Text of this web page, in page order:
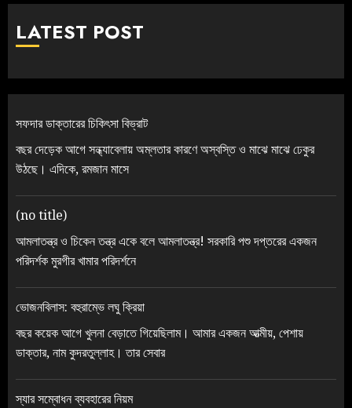
LATEST POST
সফদার ডাক্তারের চিকিৎসা বিভ্রাট
বছর দেড়েক আগে সন্ধ্যাবেলায় অম্লতার কারণে অস্বস্তি ও মাঝে মাঝে ঢেকুর
উঠছে। এদিকে, রমজান মাসে
(no title)
আমলাতন্ত্র ও চিকেন তন্ত্র একে বলে আমলাতন্ত্র! সরকারি পশু দপ্তরের একজন
পরিদর্শক মুরগীর খামার পরিদর্শনে
ভোজনবিলাস: বহুরাম্ভে লঘু ক্রিয়া
বছর কয়েক আগে খুলনা বেড়াতে গিয়েছিলাম। আমার একজন আত্মীয়, পেশায়
ডাক্তার, নাম কুদরতুল্লাহ। তার সেবার
স্যার সম্বোধন ব্যবহারের নিয়ম